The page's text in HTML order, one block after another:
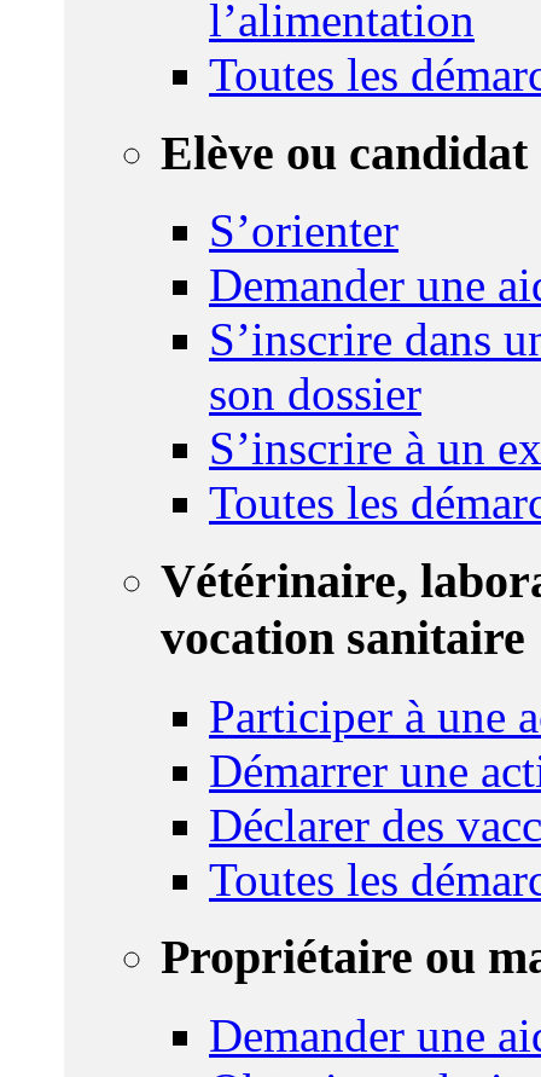
l’alimentation
Toutes les
Elève ou candidat
S’orienter
Demander une
S’inscrire dans
son dossier
S’inscrire à un
Toutes les
Vétérinaire,
vocation sanitaire
Participer à une
Démarrer une
Déclarer des
Toutes les
Propriétaire ou
Demander une